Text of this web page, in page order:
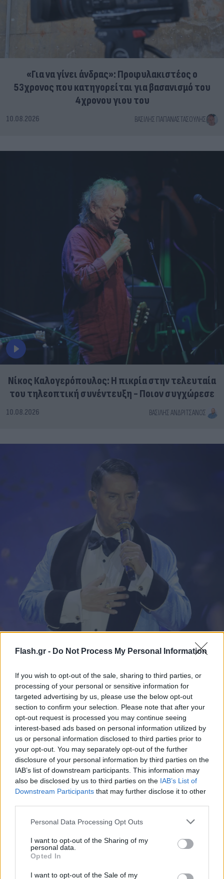
Flash.gr - Do Not Process My Personal Information
If you wish to opt-out of the sale, sharing to third parties, or
processing of your personal or sensitive information for
targeted advertising by us, please use the below opt-out
section to confirm your selection. Please note that after your
opt-out request is processed you may continue seeing
interest-based ads based on personal information utilized by
us or personal information disclosed to third parties prior to
your opt-out. You may separately opt-out of the further
disclosure of your personal information by third parties on the
IAB’s list of downstream participants. This information may
also be disclosed by us to third parties on the IAB’s List of
Downstream Participants that may further disclose it to other
Please note that this website/app uses one or more Google
not limited to your visit or usage behaviour. You may click to
grant or deny consent to Google and its third-party tags to
use your data for below specified purposes in below Google
consent section.
Personal Data Processing Opt Outs
I want to opt-out of the Sharing of my
personal data.
Opted In
I want to opt-out of the Sale of my
«Για να γίνει άνδρας»: Προφυλακιστέος ο
53χρονος που κατηγορείται για βασανισμό του
4χρονου γιου του
10.08.2026 ΒΑΣΊΛΗΣ ΠΑΠΑΝΑΣΤΑΣΟΎΛΗΣ
Νίκος Καλογερόπουλος: Η πικρία στην τελευταία
του τηλεοπτική συνέντευξη - Ποιον συγχώρεσε
10.08.2026 ΒΑΣΊΛΗΣ ΑΝΔΡΙΤΣΆΝΟΣ
Γιώργος Μαζωνάκης: «Όπως με βαφτίσανε» - Η
συνεργασία - έκπληξη
10.08.2026 ΒΑΣΊΛΗΣ ΑΝΔΡΙΤΣΆΝΟΣ